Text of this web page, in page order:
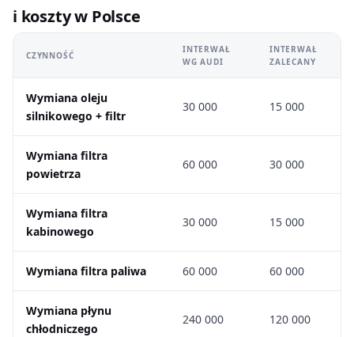
i koszty w Polsce
CZYNNOŚĆ
INTERWAŁ
WG AUDI
INTERWAŁ
ZALECANY
Wymiana oleju
silnikowego + filtr
30 000 15 000
Wymiana filtra
powietrza
60 000 30 000
Wymiana filtra
kabinowego
30 000 15 000
Wymiana filtra paliwa 60 000 60 000
Wymiana płynu
chłodniczego
240 000 120 000